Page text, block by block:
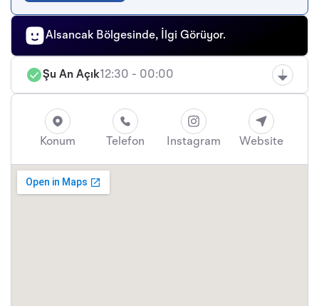
Alsancak Bölgesinde, İlgi Görüyor.
Şu An Açık12:30 - 00:00
Konum Telefon Instagram Website